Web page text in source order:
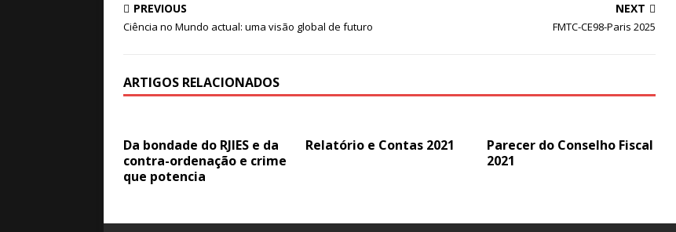
PREVIOUS
Ciência no Mundo actual: uma visão global de futuro
NEXT
FMTC-CE98-Paris 2025
ARTIGOS RELACIONADOS
Da bondade do RJIES e da
contra-ordenação e crime
que potencia
Relatório e Contas 2021
Parecer do Conselho Fiscal
2021